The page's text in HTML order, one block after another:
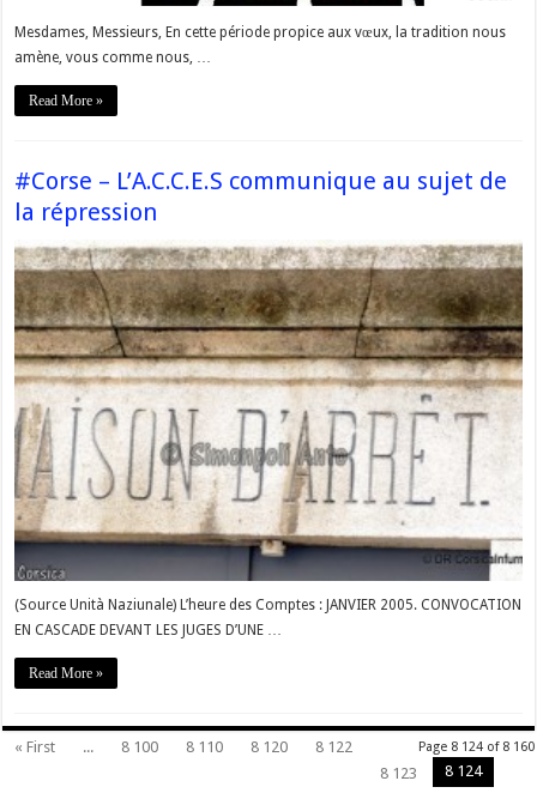
Mesdames, Messieurs, En cette période propice aux vœux, la tradition nous
amène, vous comme nous, …
Read More »
#Corse – L’A.C.C.E.S communique au sujet de
la répression
(Source Unità Naziunale) L’heure des Comptes : JANVIER 2005. CONVOCATION
EN CASCADE DEVANT LES JUGES D’UNE …
Read More »
Page 8 124 of 8 160
« First ... 8 100 8 110 8 120
8 122
8 123
8 124